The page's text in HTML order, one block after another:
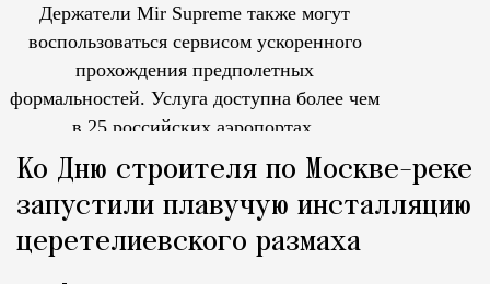
Держатели Mir Supreme также могут
воспользоваться сервисом ускоренного
прохождения предполетных
формальностей. Услуга доступна более чем
в 25 российских аэропортах.
Ко Дню строителя по Москве-реке
запустили плавучую инсталляцию
церетелиевского размаха